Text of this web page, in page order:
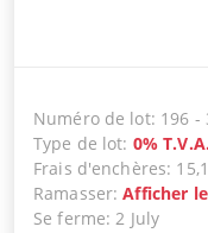
Numéro de lot: 196 -
Type de lot: 0% T.V.A.
Frais d'enchères:
Ramasser:Afficher
Se ferme:2 July